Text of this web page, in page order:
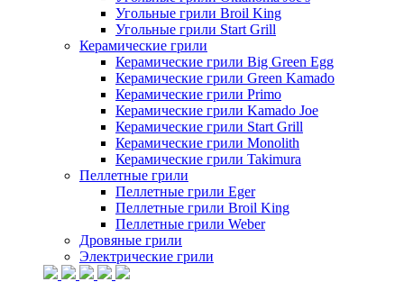
Угольные грили Broil King
Угольные грили Start Grill
Керамические грили
Керамические грили Big Green Egg
Керамические грили Green Kamado
Керамические грили Primo
Керамические грили Kamado Joe
Керамические грили Start Grill
Керамические грили Monolith
Керамические грили Takimura
Пеллетные грили
Пеллетные грили Eger
Пеллетные грили Broil King
Пеллетные грили Weber
Дровяные грили
Электрические грили